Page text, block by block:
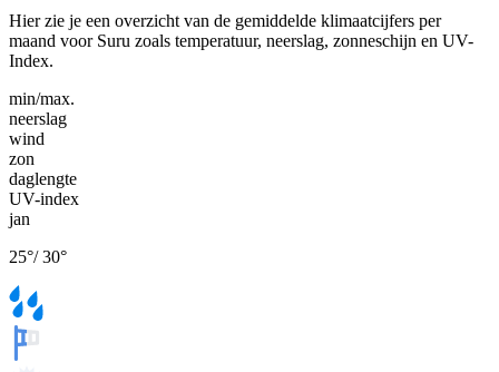
Hier zie je een overzicht van de gemiddelde klimaatcijfers per
maand voor Suru zoals temperatuur, neerslag, zonneschijn en UV-
Index.
min/max.
neerslag
wind
zon
daglengte
UV-index
jan
25°/30°